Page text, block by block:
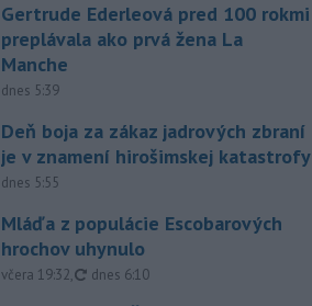
Gertrude Ederleová pred 100 rokmi
preplávala ako prvá žena La
Manche
dnes 5:39
Deň boja za zákaz jadrových zbraní
je v znamení hirošimskej katastrofy
dnes 5:55
Mláďa z populácie Escobarových
hrochov uhynulo
včera 19:32, aktualizované
dnes 6:10